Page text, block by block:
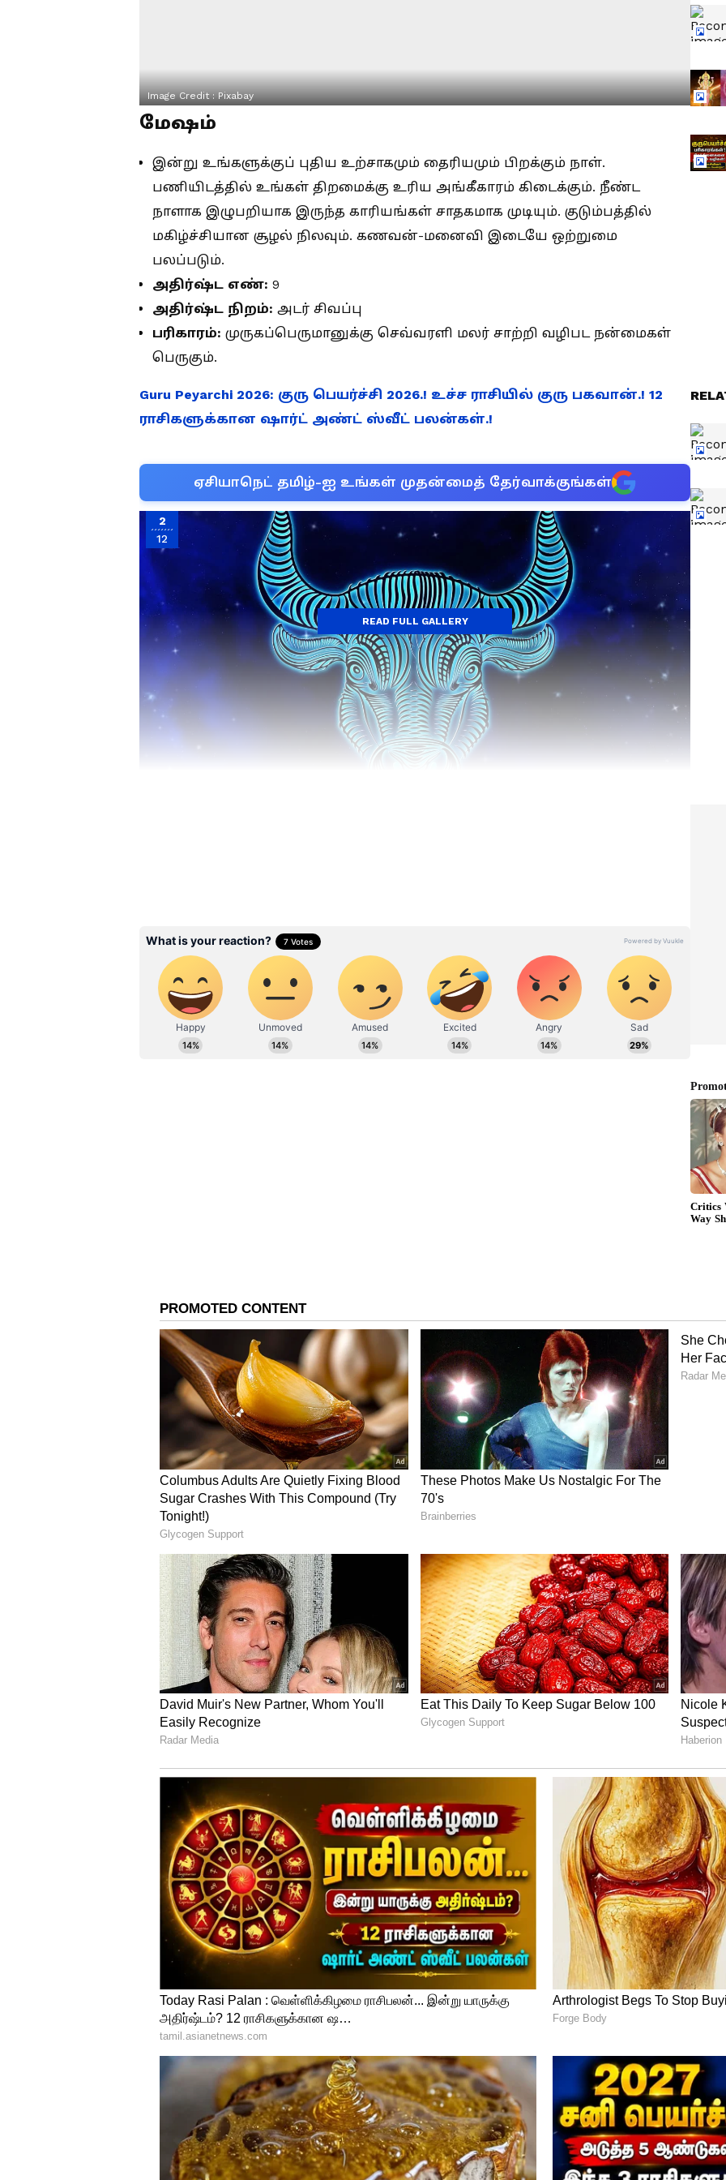
Image Credit :Pixabay
மேஷம்
இன்று உங்களுக்குப் புதிய உற்சாகமும் தைரியமும் பிறக்கும் நாள்.
பணியிடத்தில் உங்கள் திறமைக்கு உரிய அங்கீகாரம் கிடைக்கும். நீண்ட
நாளாக இழுபறியாக இருந்த காரியங்கள் சாதகமாக முடியும். குடும்பத்தில்
மகிழ்ச்சியான சூழல் நிலவும். கணவன்-மனைவி இடையே ஒற்றுமை
பலப்படும்.
அதிர்ஷ்ட எண்: 9
அதிர்ஷ்ட நிறம்: அடர் சிவப்பு
பரிகாரம்: முருகப்பெருமானுக்கு செவ்வரளி மலர் சாற்றி வழிபட நன்மைகள்
பெருகும்.
Guru Peyarchi 2026: குரு பெயர்ச்சி 2026.! உச்ச ராசியில் குரு பகவான்.! 12
ராசிகளுக்கான ஷார்ட் அண்ட் ஸ்வீட் பலன்கள்.!
ஏசியாநெட் தமிழ்-ஐ உங்கள் முதன்மைத் தேர்வாக்குங்கள்
2
12
பேசும் போது நிதானத்தைக் கடைப்பிடிக்கவும். ஆரோக்கியத்தில் கூடுதல்
கவனம் செலுத்துங்கள்.
அதிர்ஷ்ட எண்:6
அதிர்ஷ்ட நிறம்:வெளிர் நீலம்
பரிகாரம்:
இன்று பசுவிற்கு அகத்திக் கீரை அல்லது பழங்கள் வழங்குவது
காலம் தொடங்குது.!
ஆகஸ்ட் வரை கவனமாக
இருக்க வேண்டிய ராசிகள்.!
அண்ட் ஸ்வீட் பலன்கள்.!
Image Credit :Pixabay
இன்று உங்களுக்குத் தொட்டதெல்லாம் துலங்கும் இனிய நாள்.
உத்தியோகத்தில் சக ஊழியர்களின் ஆதரவோடு பணிகளை விரைந்து
முடிப்பீர்கள். வியாபாரத்தில் நல்ல லாபம் கிடைக்கும். எதிர்பார்த்த
இடத்திலிருந்து சுப செய்திகள் வந்து சேரும். பழைய கடன்கள் தீர வாய்ப்பு
உண்டு.
அதிர்ஷ்ட எண்:5
அதிர்ஷ்ட நிறம்:பச்சை
பரிகாரம்:மகாவிஷ்ணு வழிபாடும், துளசி தீர்த்தம் அருந்துவதும் மன
அமைதியைத் தரும்.
Rahu Transit 2026: இன்று ராகு பெயர்ச்சி: இந்த 4 ராசிக்காரர்களுக்கு கஷ்ட
ராசிகள்.!
READ FULL GALLERY